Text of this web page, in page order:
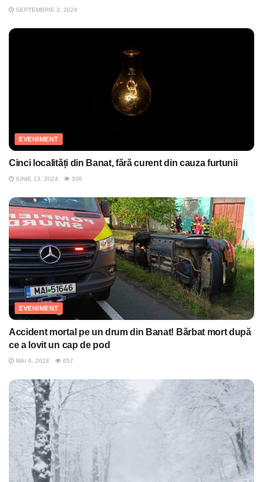
SEPTEMBRIE 3, 2024
EVENIMENT
Cinci localități din Banat, fără curent din cauza furtunii
IUNIE 13, 2024 336
EVENIMENT
Accident mortal pe un drum din Banat! Bărbat mort după
ce a lovit un cap de pod
MAI 6, 2024 657